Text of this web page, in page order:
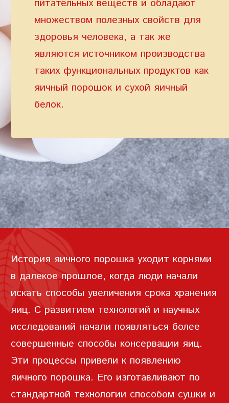
питательных веществ и обладают
множеством полезных свойств для
здоровья человека, а так же
являются источником производства
таких функциональных продуктов как
яичный порошок и сухой яичный
белок.
История яичного порошка уходит корнями
в далекое прошлое, когда люди начали
искать способы увеличения срока хранения
яиц. С развитием технологий и научных
исследований начали появляться более
совершенные способы консервации яиц.
Эти процессы привели к появлению
яичного порошка. Его изготавливают по
стандартной технологии способом сушки и
КОД УЧАСТНИКА ПРОГРАММЫ
ЛОЯЛЬНОСТИ
ПАРОЛЬ
ПОВТОРИТЬ ПАРОЛЬ
ПАРОЛЬ
Забыли пароль?
СОЗДАТЬ УЧЕТНУЮ ЗАПИСЬ
PHONE
СОЗДАТЬ УЧЕТНУЮ